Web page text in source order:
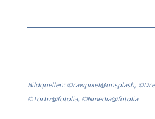
Bildquellen: ©rawpixel@unsplash,
©Torbz@fotolia, ©Nmedia@fotolia